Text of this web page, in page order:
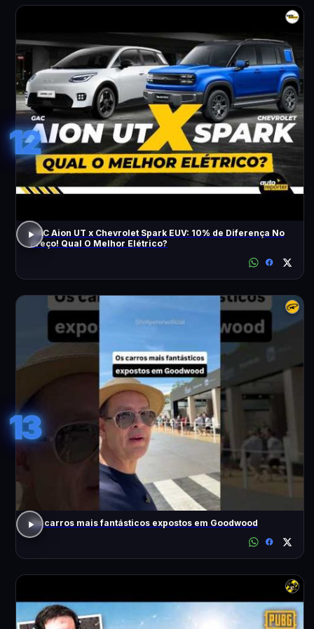
12
GAC Aion UT x Chevrolet Spark EUV: 10% de Diferença No
Preço! Qual O Melhor Elétrico?
13
Os carros mais fantásticos expostos em Goodwood